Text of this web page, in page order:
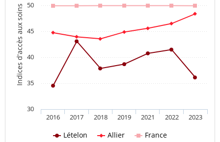
Indices d'accès aux soins
Lételon Allier France
2016 2017 2018 2019 2021 2022 2023
30
35
40
45
50